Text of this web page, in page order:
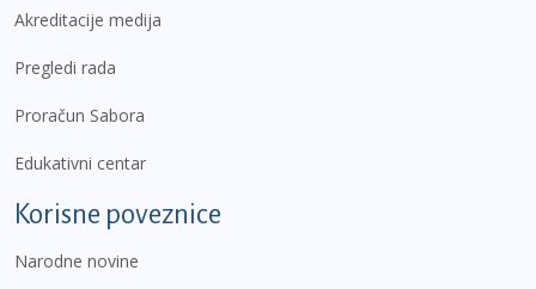
Akreditacije medija
Pregledi rada
Proračun Sabora
Edukativni centar
Korisne poveznice
Narodne novine